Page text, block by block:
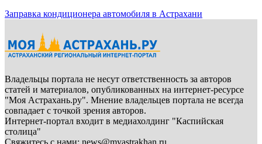
Заправка кондиционера автомобиля в Астрахани
Владельцы портала не несут ответственность за авторов
статей и материалов, опубликованных на интернет-ресурсе
"Моя Астрахань.ру". Мнение владельцев портала не всегда
совпадает с точкой зрения авторов.
Интернет-портал входит в медиахолдинг "Каспийская
столица"